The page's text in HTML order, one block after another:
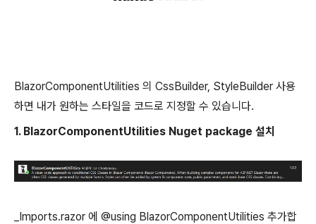
BlazorComponentUtilities 의 CssBuilder, StyleBuilder 사용
하면 내가 원하는 스타일을 코드로 지정할 수 있습니다.
1. BlazorComponentUtilities Nuget package 설치
_Imports.razor 에 @using BlazorComponentUtilities 추가합